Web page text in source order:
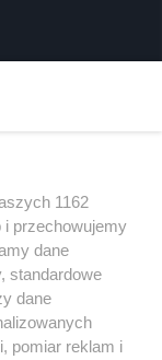
1162
i przechowujemy
dane
standardowe
dane
pomiar reklam i